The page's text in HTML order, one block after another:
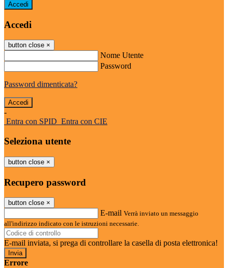
Accedi
Accedi
button close ×
Nome Utente
Password
Password dimenticata?
-
Entra con SPID Entra con CIE
Seleziona utente
button close ×
Recupero password
button close ×
E-mail Verrà inviato un messaggio
all'indirizzo indicato con le istruzioni necessarie.
E-mail inviata, si prega di controllare la casella di posta elettronica!
Errore